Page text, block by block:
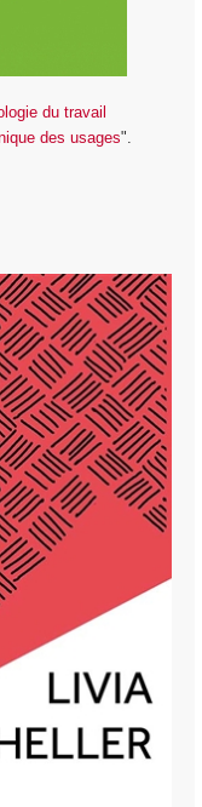
du travail
des usages".